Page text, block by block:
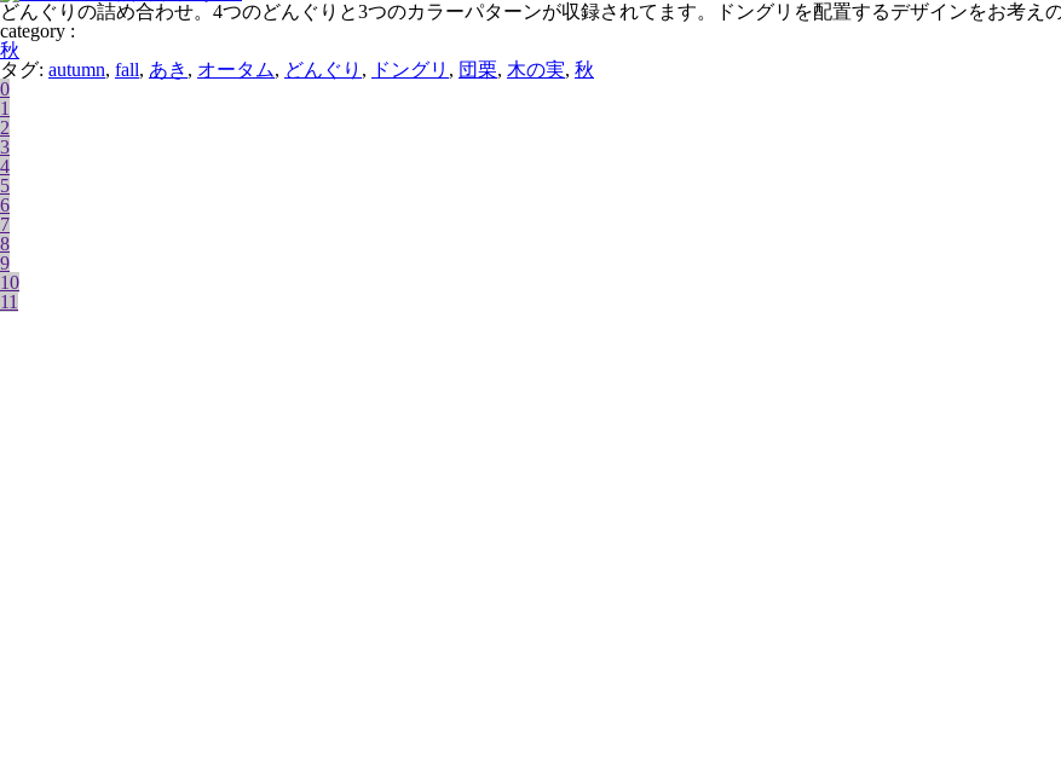
どんぐりの詰め合わせ。4つのどんぐりと3つのカラーパターンが収録されてます。ドングリを配置するデザインをお考え
category :
秋
タグ: autumn, fall, あき , オータム, どんぐり , ドングリ , 団栗, 木の実, 秋
0
1
2
3
4
5
6
7
8
9
10
11